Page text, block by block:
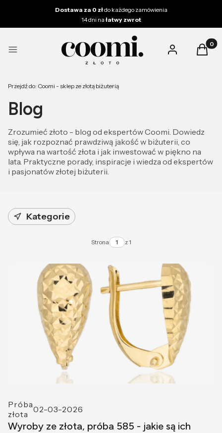
Dostawa za 0 złdo każdego zamówienia
14 dni na łatwy zwrot
Menu Zaloguj się
Przejdź do: Coomi - sklep ze złotą biżuterią
Blog
Zrozumieć złoto - blog od ekspertów Coomi. Dowiedz
się, jak rozpoznać prawdziwą jakość w biżuterii, co
wpływa na wartość złota i jak inwestować w piękno na
lata. Praktyczne porady, inspiracje i wiedza od ekspertów
i pasjonatów złotej biżuterii.
Kategorie
Strona z 1
Próba
złota 02-03-2026
Wyroby ze złota, próba 585 - jakie są ich